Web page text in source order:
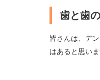
歯と歯
皆さんは、デ
はあると思いま